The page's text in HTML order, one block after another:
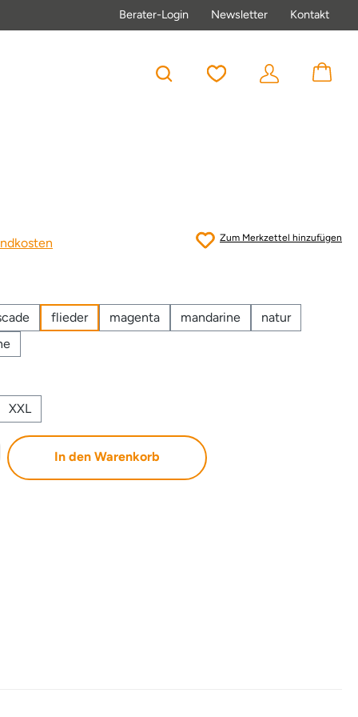
Berater-Login Newsletter Kontakt
Du hast 0 Produkte
flieder magenta mandarine
natur
XXL
den gewünschten Wert ein oder
In den Warenkorb
Zum Merkzettel hinzufügen